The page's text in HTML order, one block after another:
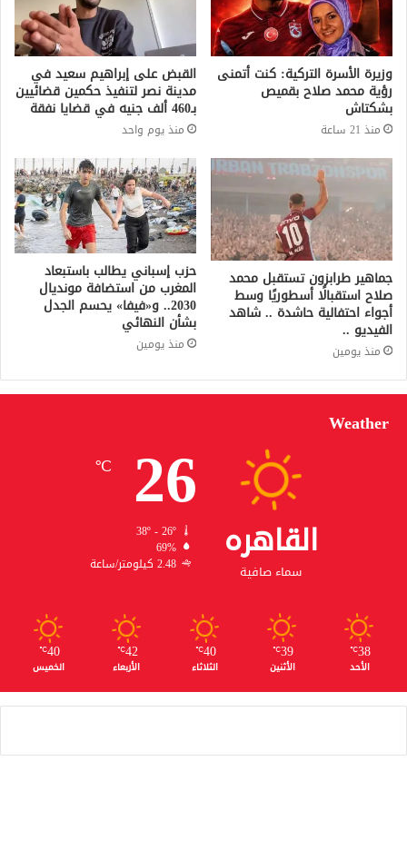
وزيرة الأسرة التركية: كنت أتمنى
رؤية محمد صلاح بقميص
بشكتاش
منذ 21 ساعة
القبض على إبراهيم سعيد في
مدينة نصر لتنفيذ حكمين قضائيين
بـ460 ألف جنيه في قضايا نفقة
منذ يوم واحد
جماهير طرابزون تستقبل محمد
صلاح استقبالًا أسطوريًا وسط
أجواء احتفالية حاشدة .. شاهد
الفيديو ..
منذ يومين
حزب إسباني يطالب باستبعاد
المغرب من استضافة مونديال
2030.. و«فيفا» يحسم الجدل
بشأن النهائي
منذ يومين
Weather
القاهره
سماء صافية
26
℃
38º - 26º
69%
2.48 كيلومتر/ساعة
38
℃
الأحد
39
℃
الأثنين
40
℃
الثلاثاء
42
℃
الأربعاء
40
℃
الخميس